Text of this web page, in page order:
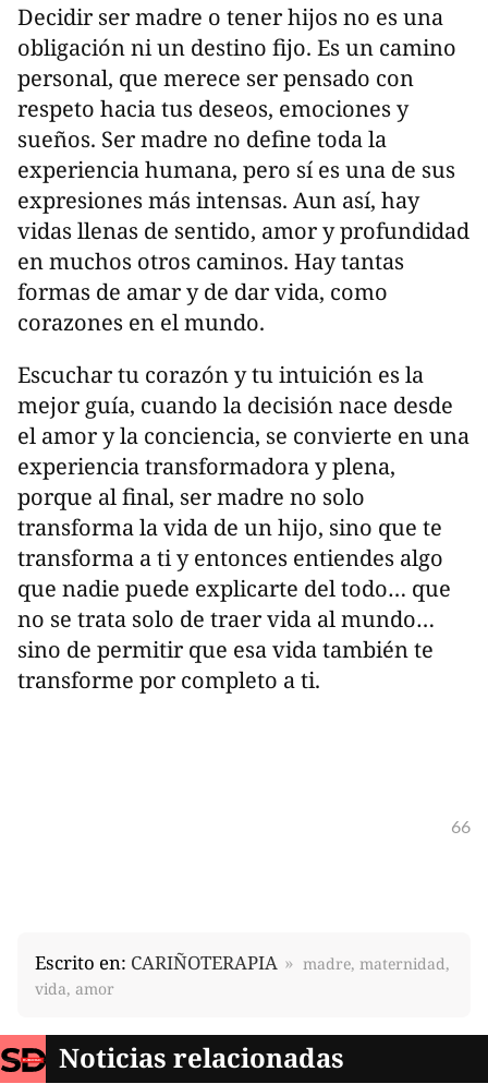
Decidir ser madre o tener hijos no es una
obligación ni un destino fijo. Es un camino
personal, que merece ser pensado con
respeto hacia tus deseos, emociones y
sueños. Ser madre no define toda la
experiencia humana, pero sí es una de sus
expresiones más intensas. Aun así, hay
vidas llenas de sentido, amor y profundidad
en muchos otros caminos. Hay tantas
formas de amar y de dar vida, como
corazones en el mundo.
Escuchar tu corazón y tu intuición es la
mejor guía, cuando la decisión nace desde
el amor y la conciencia, se convierte en una
experiencia transformadora y plena,
porque al final, ser madre no solo
transforma la vida de un hijo, sino que te
transforma a ti y entonces entiendes algo
que nadie puede explicarte del todo… que
no se trata solo de traer vida al mundo…
sino de permitir que esa vida también te
transforme por completo a ti.
66
Escrito en: CARIÑOTERAPIA
madre, maternidad,
vida, amor
Noticias relacionadas